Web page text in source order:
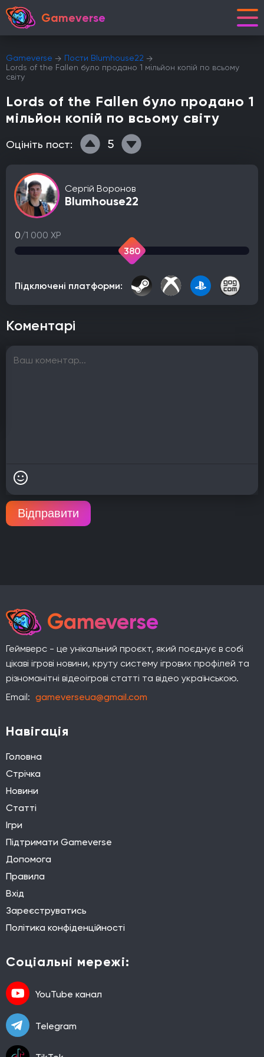
Gameverse
Gameverse
Пости Blumhouse22
Lords of the Fallen було продано 1 мільйон копій по всьому
світу
Lords of the Fallen було продано 1
мільйон копій по всьому світу
Оцініть пост: 5
Сергій Воронов
Blumhouse22
0/1 000 XP
380
Підключені платформи:
Коментарі
Відправити
Gameverse
Геймверс - це унікальний проєкт, який поєднує в собі
цікаві ігрові новини, круту систему ігрових профілей та
різноманітні відеоігрові статті та відео українською.
Email: gameverseua@gmail.com
Навігація
Головна
Стрічка
Новини
Статті
Ігри
Підтримати Gameverse
Допомога
Правила
Вхід
Зареєструватись
Політика конфіденційності
Соціальні мережі:
YouTube канал
Telegram